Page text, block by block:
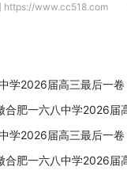
https://www.cc518.com
学2026届高三最后一卷
合肥一六八中学2026届
学2026届高三最后一卷
合肥一六八中学2026届